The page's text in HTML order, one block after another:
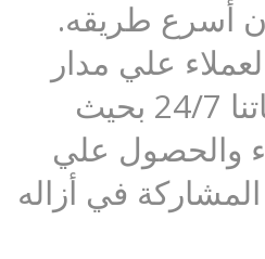
أسرع طريقه.
علي مدار
الساعة مع خدماتنا 24/7 بحيث
والحصول علي
في أزاله